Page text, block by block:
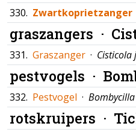
330. Zwartkoprietzanger
graszangers ·
331. Graszanger · Cisticola
pestvogels ·
332. Pestvogel ·
rotskruipers ·